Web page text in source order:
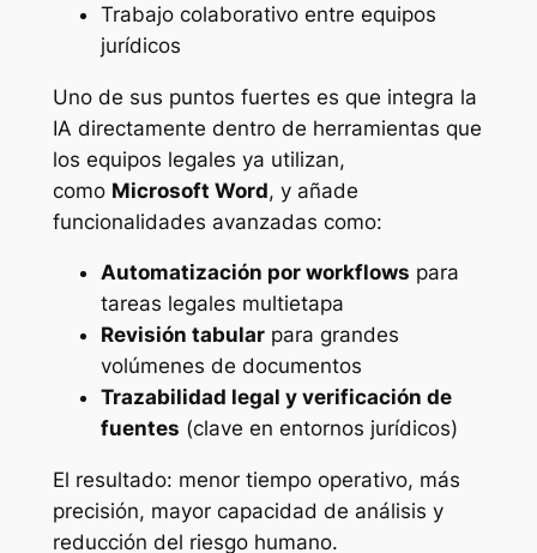
Trabajo colaborativo entre equipos
jurídicos
Uno de sus puntos fuertes es que integra la
IA directamente dentro de herramientas que
los equipos legales ya utilizan,
como Microsoft Word, y añade
funcionalidades avanzadas como:
Automatización por workflows para
tareas legales multietapa
Revisión tabularpara grandes
volúmenes de documentos
Trazabilidad legal y verificación de
fuentes (clave en entornos jurídicos)
El resultado: menor tiempo operativo, más
precisión, mayor capacidad de análisis y
reducción del riesgo humano.